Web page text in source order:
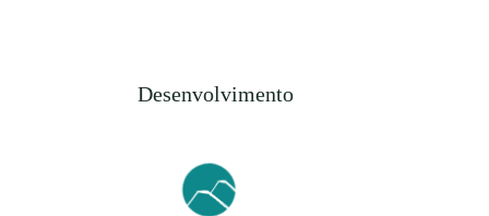
Desenvolvimento